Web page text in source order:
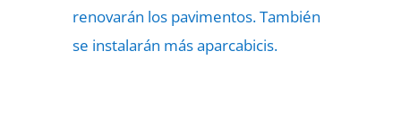
renovarán los pavimentos. También
se instalarán más aparcabicis.